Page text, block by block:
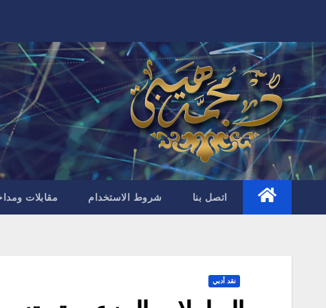
content
اتصل بنا شروط الاستخدام مقابلات
نقد أدبي